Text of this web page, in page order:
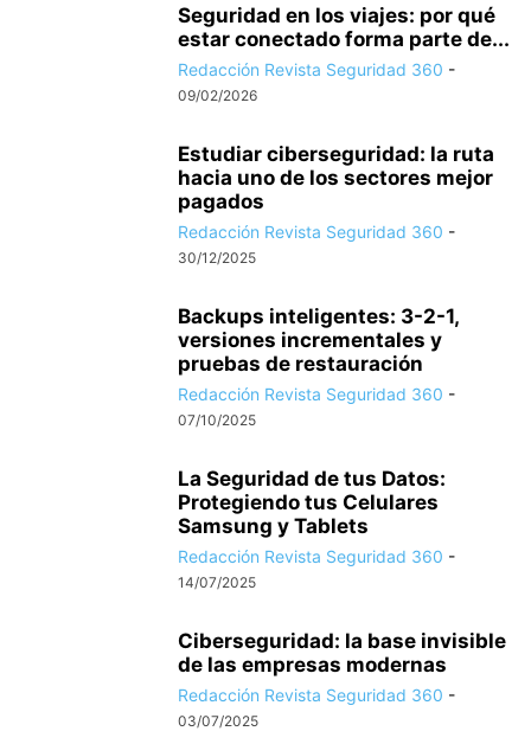
Seguridad en los viajes: por qué
estar conectado forma parte de...
Redacción Revista Seguridad 360 -
09/02/2026
Estudiar ciberseguridad: la ruta
hacia uno de los sectores mejor
pagados
Redacción Revista Seguridad 360 -
30/12/2025
Backups inteligentes: 3-2-1,
versiones incrementales y
pruebas de restauración
Redacción Revista Seguridad 360 -
07/10/2025
La Seguridad de tus Datos:
Protegiendo tus Celulares
Samsung y Tablets
Redacción Revista Seguridad 360 -
14/07/2025
Ciberseguridad: la base invisible
de las empresas modernas
Redacción Revista Seguridad 360 -
03/07/2025